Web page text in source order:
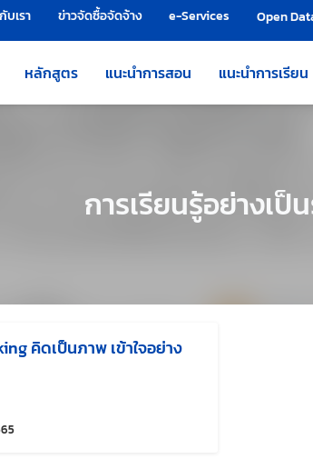
บเรา ข่าวจัดซื้อจัดจ้าง e-Services Open
หลักสูตร แนะนำการสอน แนะนำการเรียน
การเรียนรู้อย่างเป็
คิดเป็นภาพ เข้าใจอย่าง
แก้ไขล่าสุดเมื่อ: